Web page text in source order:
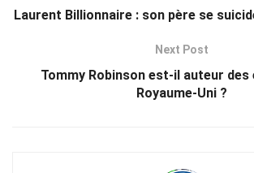
Laurent Billionnaire : son père se
Next Post
Tommy Robinson est-il auteur des
Royaume-Uni ?